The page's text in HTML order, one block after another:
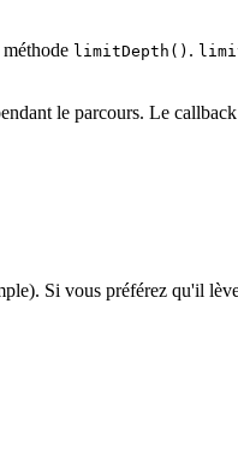
limitDepth() .
le parcours. Le
Si vous préférez qu'il